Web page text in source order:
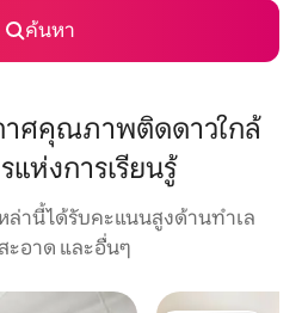
ค้นหา
ศคุณภาพติดดาวใกล้
แห่งการเรียนรู้
ล่านี้ได้รับคะแนนสูงด้านทำเล
ะอาด และอื่นๆ